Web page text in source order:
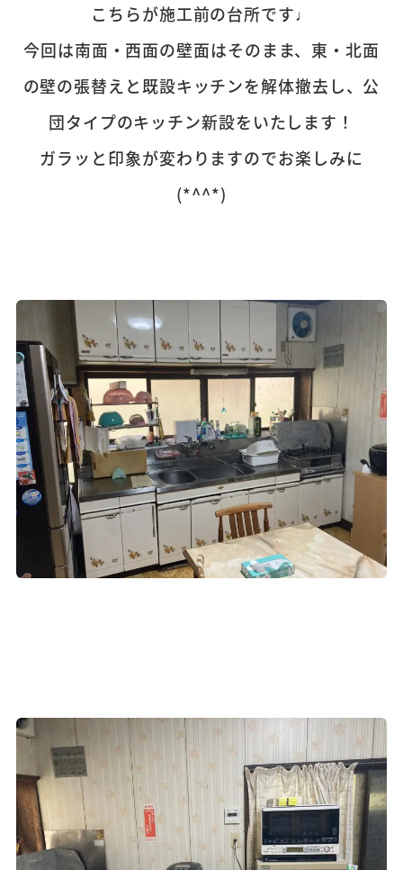
こちらが施工前の台所です♩
今回は南面・西面の壁面はそのまま、東・北面
の壁の張替えと既設キッチンを解体撤去し、公
団タイプのキッチン新設をいたします！
ガラッと印象が変わりますのでお楽しみに
(*^^*)